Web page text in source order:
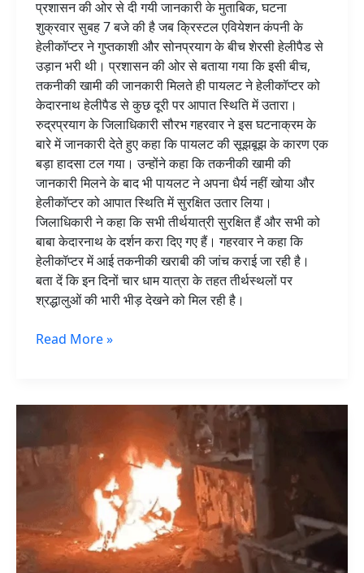
प्रशासन की ओर से दी गयी जानकारी के मुताबिक, घटना
शुक्रवार सुबह 7 बजे की है जब क्रिस्टल एवियेशन कंपनी के
हेलीकॉप्टर ने गुप्तकाशी और सोनप्रयाग के बीच शेरसी हेलीपैड से
उड़ान भरी थी। प्रशासन की ओर से बताया गया कि इसी बीच,
तकनीकी खामी की जानकारी मिलते ही पायलट ने हेलीकॉप्टर को
केदारनाथ हेलीपैड से कुछ दूरी पर आपात स्थिति में उतारा।
रुद्रप्रयाग के जिलाधिकारी सौरभ गहरवार ने इस घटनाक्रम के
बारे में जानकारी देते हुए कहा कि पायलट की सूझबूझ के कारण एक
बड़ा हादसा टल गया। उन्होंने कहा कि तकनीकी खामी की
जानकारी मिलने के बाद भी पायलट ने अपना धैर्य नहीं खोया और
हेलीकॉप्टर को आपात स्थिति में सुरक्षित उतार लिया।
जिलाधिकारी ने कहा कि सभी तीर्थयात्री सुरक्षित हैं और सभी को
बाबा केदारनाथ के दर्शन करा दिए गए हैं। गहरवार ने कहा कि
हेलीकॉप्टर में आई तकनीकी खराबी की जांच कराई जा रही है।
बता दें कि इन दिनों चार धाम यात्रा के तहत तीर्थस्थलों पर
श्रद्धालुओं की भारी भीड़ देखने को मिल रही है।
Read More »
चलती
आग
का